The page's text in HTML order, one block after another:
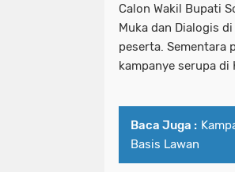
Calon Wakil Bupati
Muka dan Dialogis
peserta. Sementara
kampanye serupa di
Baca Juga :
Basis Lawan